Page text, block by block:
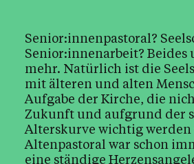
Kultur & Erbe
Ethik & Verantwortung
Glaube & Feste
Das Kirchenjahr im Überblick
Senior:innenpastoral?
Senior:innenarbeit? Beides
mehr. Natürlich ist die
mit älteren und alten
Aufgabe der Kirche, die
Zukunft und aufgrund der
Alterskurve wichtig
Altenpastoral war schon
eine ständige